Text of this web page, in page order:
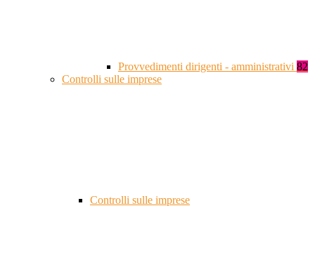
Provvedimenti dirigenti - amministrativi 82
Controlli sulle imprese
Controlli sulle imprese